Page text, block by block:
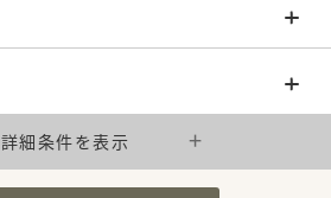
詳細条件を表示